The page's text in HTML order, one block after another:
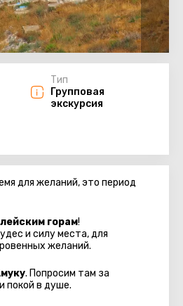
Тип
Групповая
экскурсия
для желаний, это период
горам!
и силу места, для
желаний.
. Попросим там за
покой в душе.